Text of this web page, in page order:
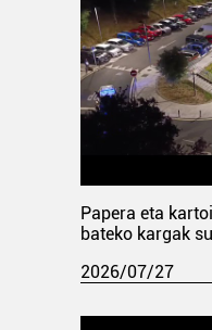
Papera eta
bateko kargak
2026/07/27